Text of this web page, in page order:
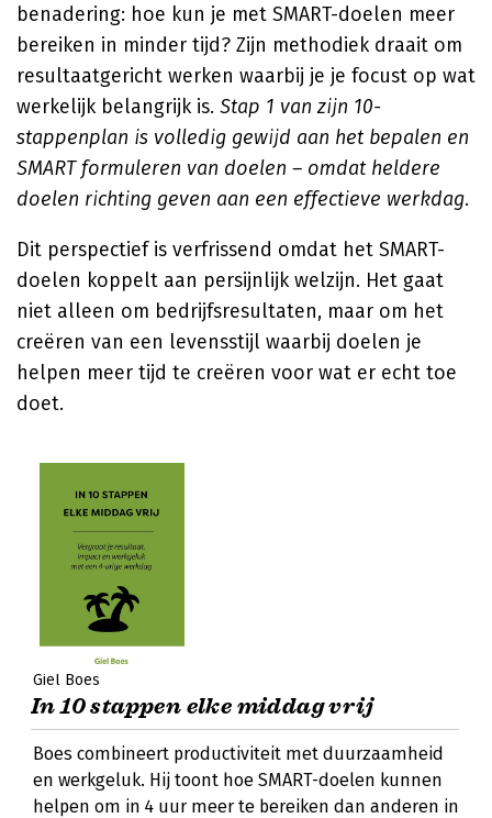
benadering: hoe kun je met SMART-doelen meer
bereiken in minder tijd? Zijn methodiek draait om
resultaatgericht werken waarbij je je focust op wat
werkelijk belangrijk is. Stap 1 van zijn 10-
stappenplan is volledig gewijd aan het bepalen en
SMART formuleren van doelen – omdat heldere
doelen richting geven aan een effectieve werkdag.
Dit perspectief is verfrissend omdat het SMART-
doelen koppelt aan persijnlijk welzijn. Het gaat
niet alleen om bedrijfsresultaten, maar om het
creëren van een levensstijl waarbij doelen je
helpen meer tijd te creëren voor wat er echt toe
doet.
Giel Boes
In 10 stappen elke middag vrij
Boes combineert productiviteit met duurzaamheid
en werkgeluk. Hij toont hoe SMART-doelen kunnen
helpen om in 4 uur meer te bereiken dan anderen in